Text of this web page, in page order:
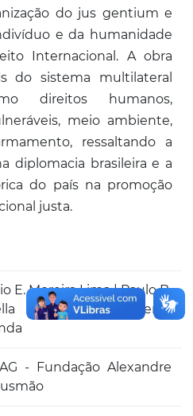
do jus gentium e
e da humanidade
Internacional. A obra
do sistema multilateral
direitos humanos,
meio ambiente,
ressaltando a
diplomacia brasileira e a
do país na promoção
justa.
E. Moreira Lima | Paulo B.
| Carlos H. Perini
- Fundação Alexandre